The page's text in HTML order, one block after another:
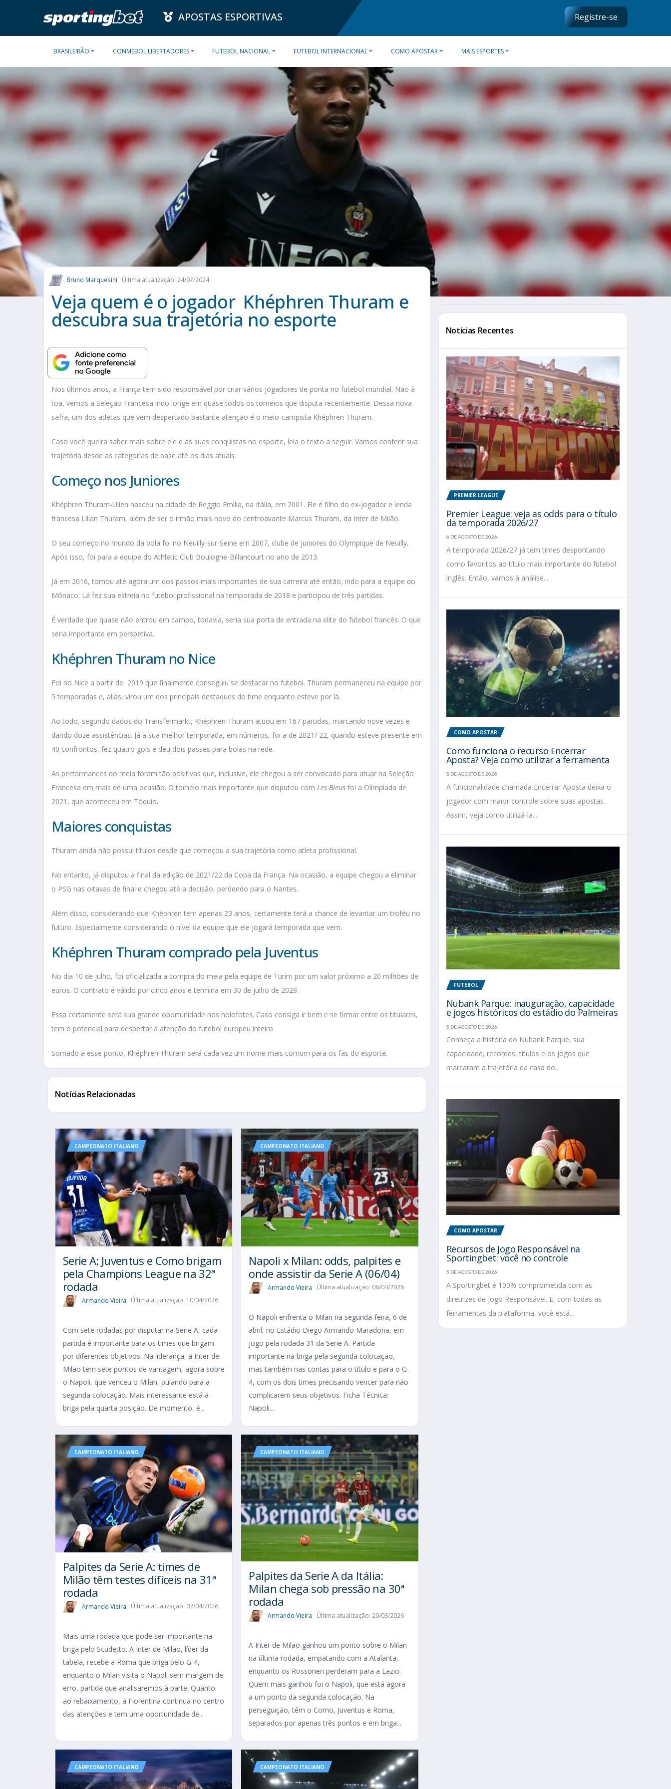
APOSTAS ESPORTIVAS Registre-se
BRASILEIRÃO CONMEBOL LIBERTADORES FUTEBOL NACIONAL FUTEBOL INTERNACIONAL COMO APOSTAR MAIS ESPORTES
Bruno Marquesini Última atualização: 24/07/2024
Veja quem é o jogador Khéphren Thuram e
descubra sua trajetória no esporte
Nos últimos anos, a França tem sido responsável por criar vários jogadores de ponta no futebol mundial. Não à
toa, vemos a Seleção Francesa indo longe em quase todos os torneios que disputa recentemente. Dessa nova
safra, um dos atletas que vem despertado bastante atenção é o meio-campista Khéphren Thuram.
Caso você queira saber mais sobre ele e as suas conquistas no esporte, leia o texto a seguir. Vamos conferir sua
trajetória desde as categorias de base até os dias atuais.
Começo nos Juniores
Khéphren Thuram-Ulien nasceu na cidade de Reggio Emilia, na Itália, em 2001. Ele é filho do ex-jogador e lenda
francesa Lilian Thuram, além de ser o irmão mais novo do centroavante Marcus Thuram, da Inter de Milão.
O seu começo no mundo da bola foi no Neuilly-sur-Seine em 2007, clube de juniores do Olympique de Neuilly.
Após isso, foi para a equipe do Athletic Club Boulogne-Billancourt no ano de 2013.
Já em 2016, tomou até agora um dos passos mais importantes de sua carreira até então, indo para a equipe do
Mônaco. Lá fez sua estreia no futebol profissional na temporada de 2018 e participou de três partidas.
É verdade que quase não entrou em campo, todavia, seria sua porta de entrada na elite do futebol francês. O que
seria importante em perspetiva.
Khéphren Thuram no Nice
Foi no Nice a partir de 2019 que finalmente conseguiu se destacar no futebol. Thuram permaneceu na equipe por
5 temporadas e, aliás, virou um dos principais destaques do time enquanto esteve por lá.
Ao todo, segundo dados do Transfermarkt, Khéphren Thuram atuou em 167 partidas, marcando nove vezes e
dando doze assistências. Já a sua melhor temporada, em números, foi a de 2021/ 22, quando esteve presente em
40 confrontos, fez quatro gols e deu dois passes para bolas na rede.
As performances do meia foram tão positivas que, inclusive, ele chegou a ser convocado para atuar na Seleção
Francesa em mais de uma ocasião. O torneio mais importante que disputou com Les Bleus foi a Olimpíada de
2021, que aconteceu em Tóquio.
Maiores conquistas
Thuram ainda não possui títulos desde que começou a sua trajetória como atleta profissional.
No entanto, já disputou a final da edição de 2021/22 da Copa da França. Na ocasião, a equipe chegou a eliminar
o PSG nas oitavas de final e chegou até a decisão, perdendo para o Nantes.
Além disso, considerando que Khéphren tem apenas 23 anos, certamente terá a chance de levantar um troféu no
futuro. Especialmente considerando o nível da equipe que ele jogará temporada que vem.
Khéphren Thuram comprado pela Juventus
No dia 10 de julho, foi oficializada a compra do meia pela equipe de Turim por um valor próximo a 20 milhões de
euros. O contrato é válido por cinco anos e termina em 30 de julho de 2029.
Essa certamente será sua grande oportunidade nos holofotes. Caso consiga ir bem e se firmar entre os titulares,
tem o potencial para despertar a atenção do futebol europeu inteiro
Somado a esse ponto, Khéphren Thuram será cada vez um nome mais comum para os fãs do esporte.
Notícias Relacionadas
CAMPEONATO ITALIANO
Serie A: Juventus e Como brigam
pela Champions League na 32ª
rodada
Armando Vieira Última atualização: 10/04/2026
Com sete rodadas por disputar na Serie A, cada
partida é importante para os times que brigam
por diferentes objetivos. Na liderança, a Inter de
Milão tem sete pontos de vantagem, agora sobre
o Napoli, que venceu o Milan, pulando para a
segunda colocação. Mais interessante está a
briga pela quarta posição. De momento, é...
CAMPEONATO ITALIANO
Napoli x Milan: odds, palpites e
onde assistir da Serie A (06/04)
Armando Vieira Última atualização: 06/04/2026
O Napoli enfrenta o Milan na segunda-feira, 6 de
abril, no Estádio Diego Armando Maradona, em
jogo pela rodada 31 da Serie A. Partida
importante na briga pela segunda colocação,
mas também nas contas para o título e para o G-
4, com os dois times precisando vencer para não
complicarem seus objetivos. Ficha Técnica:
Napoli...
CAMPEONATO ITALIANO
Palpites da Serie A: times de
Milão têm testes difíceis na 31ª
rodada
Armando Vieira Última atualização: 02/04/2026
Mais uma rodada que pode ser importante na
briga pelo Scudetto. A Inter de Milão, líder da
tabela, recebe a Roma que briga pelo G-4,
enquanto o Milan visita o Napoli sem margem de
erro, partida que analisaremos à parte. Quanto
ao rebaixamento, a Fiorentina continua no centro
das atenções e tem uma oportunidade de...
CAMPEONATO ITALIANO
Palpites da Serie A da Itália:
Milan chega sob pressão na 30ª
rodada
Armando Vieira Última atualização: 20/03/2026
A Inter de Milão ganhou um ponto sobre o Milan
na última rodada, empatando com a Atalanta,
enquanto os Rossoneri perderam para a Lazio.
Quem mais ganhou foi o Napoli, que está agora
a um ponto da segunda colocação. Na
perseguição, têm o Como, Juventus e Roma,
separados por apenas três pontos e em briga...
CAMPEONATO ITALIANO CAMPEONATO ITALIANO
Notícias Recentes
PREMIER LEAGUE
Premier League: veja as odds para o título
da temporada 2026/27
6 DE AGOSTO DE 2026
A temporada 2026/27 já tem times despontando
como favoritos ao título mais importante do futebol
inglês. Então, vamos à análise...
COMO APOSTAR
Como funciona o recurso Encerrar
Aposta? Veja como utilizar a ferramenta
5 DE AGOSTO DE 2026
A funcionalidade chamada Encerrar Aposta deixa o
jogador com maior controle sobre suas apostas.
Assim, veja como utilizá-la....
FUTEBOL
Nubank Parque: inauguração, capacidade
e jogos históricos do estádio do Palmeiras
5 DE AGOSTO DE 2026
Conheça a história do Nubank Parque, sua
capacidade, recordes, títulos e os jogos que
marcaram a trajetória da casa do...
COMO APOSTAR
Recursos de Jogo Responsável na
Sportingbet: você no controle
5 DE AGOSTO DE 2026
A Sportingbet é 100% comprometida com as
diretrizes de Jogo Responsável. E, com todas as
ferramentas da plataforma, você está...